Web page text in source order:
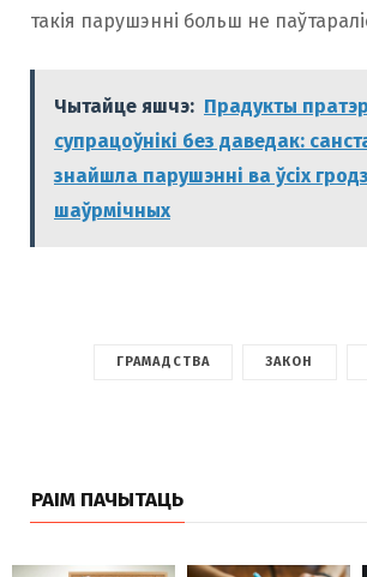
такія парушэнні больш не
Чытайце яшчэ: Прадукты
супрацоўнікі без даведак:
знайшла парушэнні ва ўсіх
шаўрмічных
ГРАМАДСТВА ЗАКОН
РАІМ ПАЧЫТАЦЬ